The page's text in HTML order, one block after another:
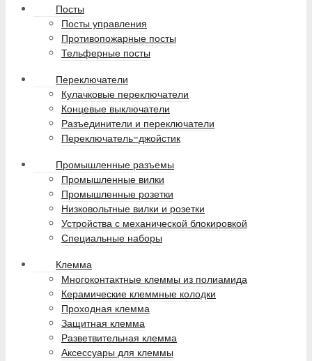
Посты
Посты управления
Противопожарные посты
Тельферные посты
Переключатели
Кулачковые переключатели
Концевые выключатели
Разъединители и переключатели
Переключатель-джойстик
Промышленные разъемы
Промышленные вилки
Промышленные розетки
Низковольтные вилки и розетки
Устройства с механической блокировкой
Специальные наборы
Клемма
Многоконтактные клеммы из полиамида
Керамические клеммные колодки
Проходная клемма
Защитная клемма
Разветвительная клемма
Аксессуары для клеммы